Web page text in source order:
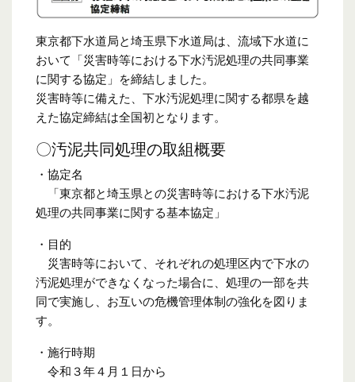
東京都下水道局と埼玉県下水道局は、流域下水道に
おいて「災害時等における下水汚泥処理の共同事業
に関する協定」を締結しました。
災害時等に備えた、下水汚泥処理に関する都県を越
えた協定締結は全国初となります。
〇汚泥共同処理の取組概要
・協定名
「東京都と埼玉県との災害時等における下水汚泥
処理の共同事業に関する基本協定」
・目的
災害時等において、それぞれの処理区内で下水の
汚泥処理ができなくなった場合に、処理の一部を共
同で実施し、お互いの危機管理体制の強化を図りま
す。
・施行時期
令和３年４月１日から